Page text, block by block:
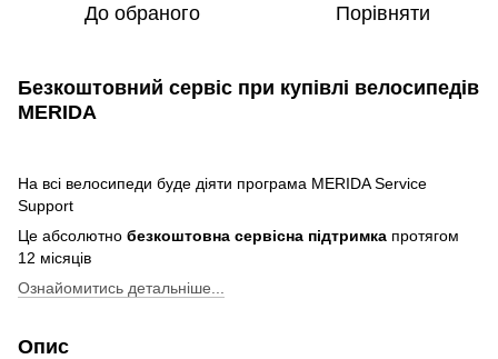
До обраного Порівняти
Безкоштовний сервіс при купівлі велосипедів
MERIDA
На всі велосипеди буде діяти програма MERIDA Service
Support
Це абсолютно безкоштовна сервісна підтримка протягом
12 місяців
Ознайомитись детальніше...
Опис